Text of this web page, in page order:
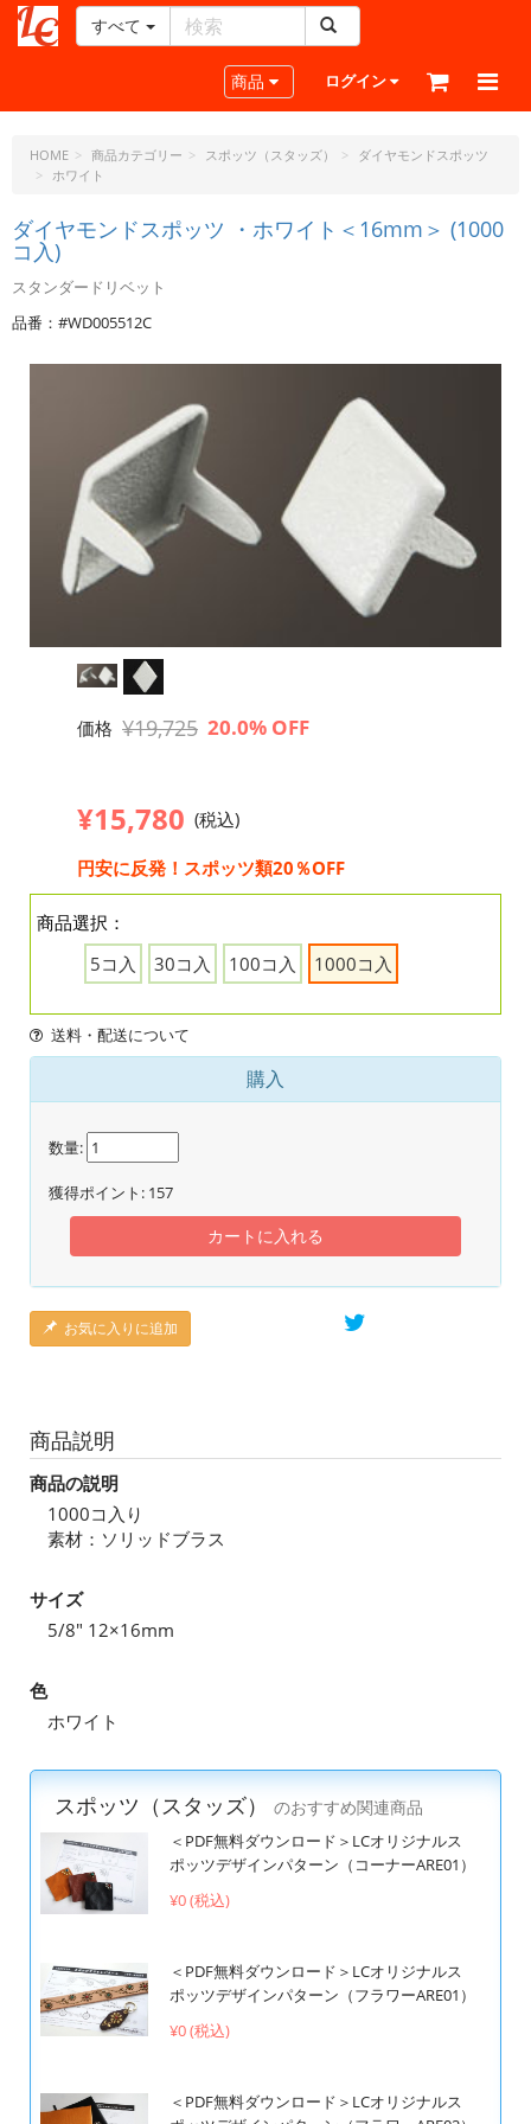
ー
ラ
フ
ド
ッ
ト・
ェ
ー
すべて
Toggle navigation
商品 ログイン
HOME 商品カテゴリー スポッツ（スタッズ）
ダイヤモンドスポッツ
ホワイト
ダイヤモンドスポッツ ・ホワイト＜16mm＞ (1000
コ入)
スタンダードリベット
品番：#WD005512C
価格 ¥19,725 20.0% OFF
¥15,780 (税込)
円安に反発！スポッツ類20％OFF
商品選択：
5コ入
30コ入 100コ入 1000コ入
送料・配送について
購入
数量:
獲得ポイント: 157
カートに入れる
お気に入りに追加
商品説明
商品の説明
1000コ入り
素材：ソリッドブラス
サイズ
5/8" 12×16mm
色
ホワイト
スポッツ（スタッズ）
のおすすめ関連商品
＜PDF無料ダウンロード＞LCオリジナルス
ポッツデザインパターン（コーナーARE01）
¥0 (税込)
＜PDF無料ダウンロード＞LCオリジナルス
ポッツデザインパターン（フラワーARE01）
¥0 (税込)
＜PDF無料ダウンロード＞LCオリジナルス